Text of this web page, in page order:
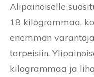
Alipainoiselle
18 kilogrammaa,
enemmän
tarpeisiin.
kilogrammaa ja